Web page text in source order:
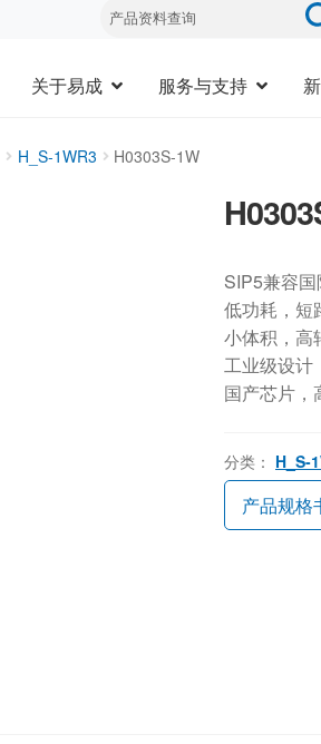
关于易成 服务与支持
H_S-1WR3 H0303S-1W
SIP5兼容
低功耗，短
小体积，高
工业级设计
国产芯片，
分类： H_S-
产品规格